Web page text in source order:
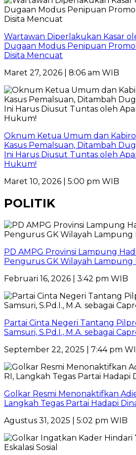
Wartawan Diperlakukan Kasar
Dugaan Modus Penipuan
Disita Mencuat
Maret 27, 2026 | 8:06 am WIB
Oknum Ketua Umum dan
Kasus Pemalsuan, Ditambah
Ini Harus Diusut Tuntas oleh
Hukum!
Maret 10, 2026 | 5:00 pm WIB
POLITIK
PD AMPG Provinsi Lampung
Pengurus GK Wilayah Lampung
Februari 16, 2026 | 3:42 pm WIB
Partai Cinta Negeri Tantang
Samsuri, S.Pd.I., M.A. sebagai
September 22, 2025 | 7:44 pm
Golkar Resmi Menonaktifkan
Langkah Tegas Partai Hadapi
Agustus 31, 2025 | 5:02 pm WIB